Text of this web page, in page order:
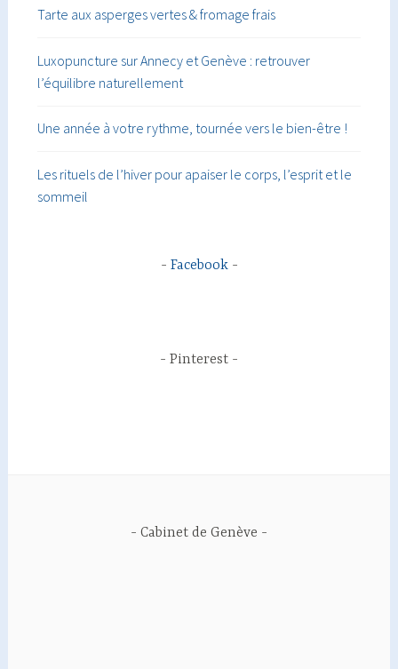
Tarte aux asperges vertes & fromage frais
Luxopuncture sur Annecy et Genève : retrouver
l’équilibre naturellement
Une année à votre rythme, tournée vers le bien-être !
Les rituels de l’hiver pour apaiser le corps, l’esprit et le
sommeil
Facebook
Pinterest
Cabinet de Genève